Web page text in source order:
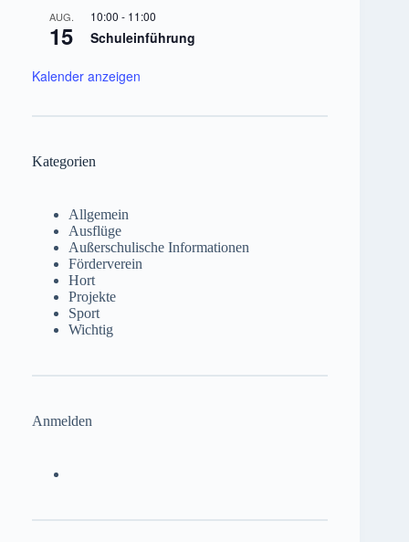
AUG.
15
10:00 - 11:00
Schuleinführung
Kalender anzeigen
Kategorien
Allgemein
Ausflüge
Außerschulische Informationen
Förderverein
Hort
Projekte
Sport
Wichtig
Anmelden